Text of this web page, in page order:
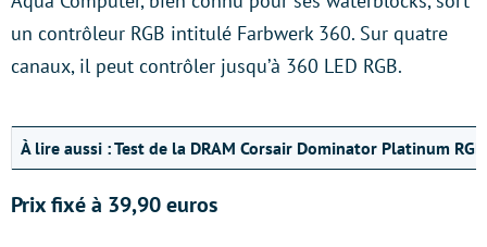
un contrôleur RGB intitulé Farbwerk 360. Sur quatre
canaux, il peut contrôler jusqu’à 360 LED RGB.
À lire aussi :Test de la DRAM Corsair Dominator Platinum RGB
Prix fixé à 39,90 euros